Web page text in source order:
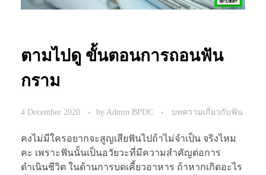
ตามไปดู ขั้นตอนการถอนฟัน
กราม
4 December 2020 byAdmin BPDC บทความเกี่ยวกับฟัน
คงไม่มีใครอยากจะสูญเสียฟันไปถ้าไม่จำเป็น จริงไหม
คะ เพราะฟันนั้นเป็นอวัยวะที่มีความสำคัญต่อการ
ดำเนินชีวิต ในด้านการบดเคี้ยวอาหาร ถ้าหากเกิดอะไร